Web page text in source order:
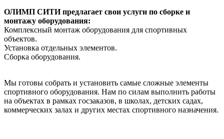
ОЛИМП СИТИ предлагает свои услуги по сборке и
монтажу оборудования:
Комплексный монтаж оборудования для спортивных
объектов.
Установка отдельных элементов.
Сборка оборудования.
Мы готовы собрать и установить самые сложные элементы
спортивного оборудования. Нам по силам выполнить работы
на объектах в рамках госзаказов, в школах, детских садах,
коммерческих залах и других местах спортивного назначения.